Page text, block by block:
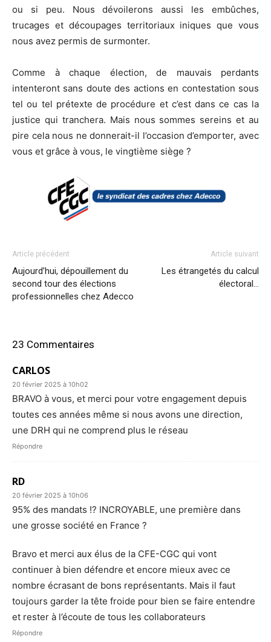
ou si peu. Nous dévoilerons aussi les embûches,
trucages et découpages territoriaux iniques que vous
nous avez permis de surmonter.
Comme à chaque élection, de mauvais perdants
intenteront sans doute des actions en contestation sous
tel ou tel prétexte de procédure et c’est dans ce cas la
justice qui tranchera. Mais nous sommes sereins et au
pire cela nous ne donnerait-il l’occasion d’emporter, avec
vous et grâce à vous, le vingtième siège ?
Article précédent
Aujourd’hui, dépouillement du
second tour des élections
professionnelles chez Adecco
Article suivant
Les étrangetés du calcul
électoral…
23 Commentaires
CARLOS
20 février 2025 à 10h02
BRAVO à vous, et merci pour votre engagement depuis
toutes ces années même si nous avons une direction,
une DRH qui ne comprend plus le réseau
Répondre
RD
20 février 2025 à 10h06
95% des mandats !? INCROYABLE, une première dans
une grosse société en France ?
Bravo et merci aux élus de la CFE-CGC qui vont
continuer à bien défendre et encore mieux avec ce
nombre écrasant de bons représentants. Mais il faut
toujours garder la tête froide pour bien se faire entendre
et rester à l’écoute de tous les collaborateurs
Répondre